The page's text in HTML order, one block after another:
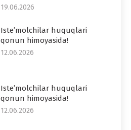
19.06.2026
Iste’molchilar huquqlari
qonun himoyasida!
12.06.2026
Iste’molchilar huquqlari
qonun himoyasida!
12.06.2026